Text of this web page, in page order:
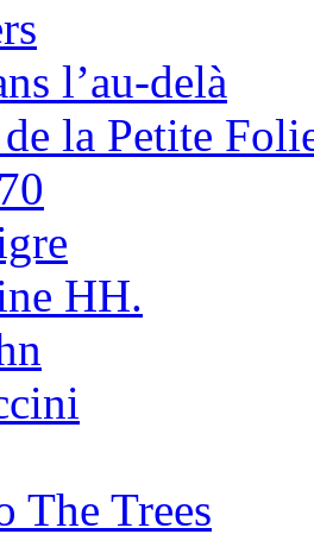
l’au-delà
la Petite
HH.
The Trees